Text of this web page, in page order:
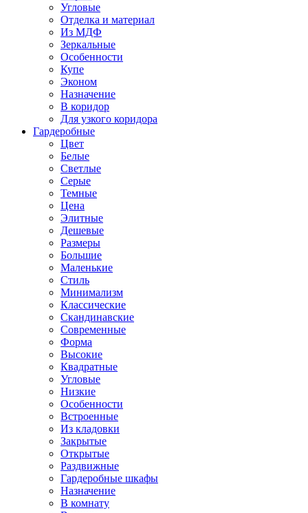
Угловые
Отделка и материал
Из МДФ
Зеркальные
Особенности
Купе
Эконом
Назначение
В коридор
Для узкого коридора
Гардеробные
Цвет
Белые
Светлые
Серые
Темные
Цена
Элитные
Дешевые
Размеры
Большие
Маленькие
Стиль
Минимализм
Классические
Скандинавские
Современные
Форма
Высокие
Квадратные
Угловые
Низкие
Особенности
Встроенные
Из кладовки
Закрытые
Открытые
Раздвижные
Гардеробные шкафы
Назначение
В комнату